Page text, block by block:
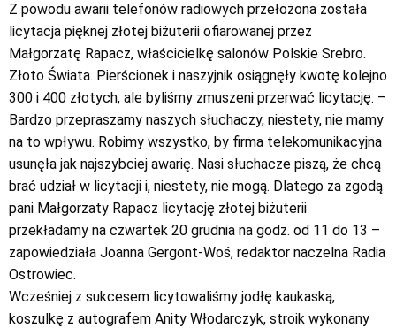
Z powodu awarii telefonów radiowych przełożona została
licytacja pięknej złotej biżuterii ofiarowanej przez
Małgorzatę Rapacz, właścicielkę salonów Polskie Srebro.
Złoto Świata. Pierścionek i naszyjnik osiągnęły kwotę kolejno
300 i 400 złotych, ale byliśmy zmuszeni przerwać licytację. –
Bardzo przepraszamy naszych słuchaczy, niestety, nie mamy
na to wpływu. Robimy wszystko, by firma telekomunikacyjna
usunęła jak najszybciej awarię. Nasi słuchacze piszą, że chcą
brać udział w licytacji i, niestety, nie mogą. Dlatego za zgodą
pani Małgorzaty Rapacz licytację złotej biżuterii
przekładamy na czwartek 20 grudnia na godz. od 11 do 13 –
zapowiedziała Joanna Gergont-Woś, redaktor naczelna Radia
Ostrowiec.
Wcześniej z sukcesem licytowaliśmy jodłę kaukaską,
koszulkę z autografem Anity Włodarczyk, stroik wykonany